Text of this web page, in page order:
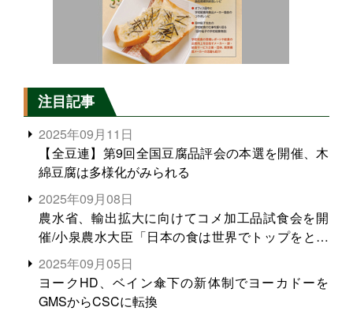
注目記事
2025年09月11日
【全豆連】第9回全国豆腐品評会の本選を開催、木
綿豆腐は多様化がみられる
2025年09月08日
農水省、輸出拡大に向けてコメ加工品試食会を開
催/小泉農水大臣「日本の食は世界でトップをとれ
る。米増産に向けて、米輸出需要の拡大を」
2025年09月05日
ヨークHD、ベイン傘下の新体制でヨーカドーを
GMSからCSCに転換